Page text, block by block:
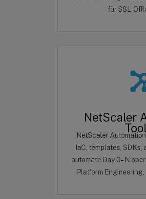
für SSL-
NetScaler
NetScaler
IaC, templates,
automate Day 0–N
Platform